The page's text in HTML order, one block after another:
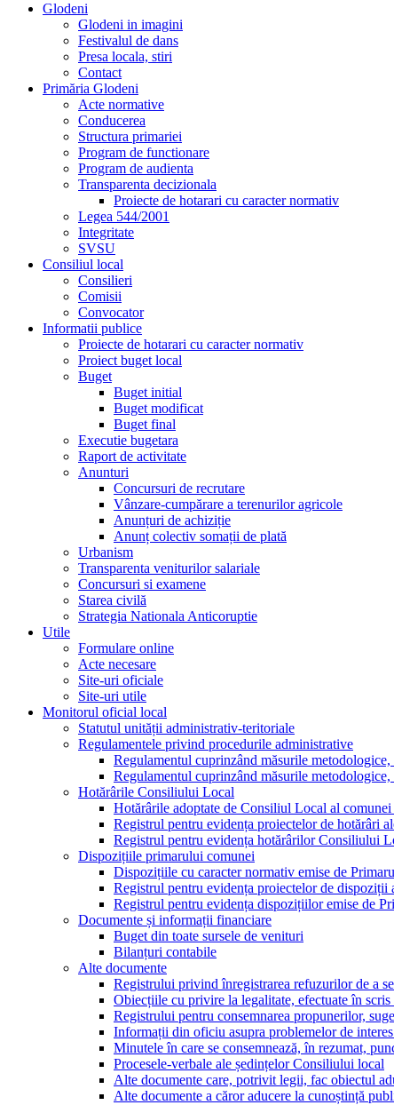
Glodeni
Glodeni in imagini
Festivalul de dans
Presa locala, stiri
Contact
Primăria Glodeni
Acte normative
Conducerea
Structura primariei
Program de functionare
Program de audienta
Transparenta decizionala
Proiecte de hotarari cu caracter normativ
Legea 544/2001
Integritate
SVSU
Consiliul local
Consilieri
Comisii
Convocator
Informatii publice
Proiecte de hotarari cu caracter normativ
Proiect buget local
Buget
Buget initial
Buget modificat
Buget final
Executie bugetara
Raport de activitate
Anunturi
Concursuri de recrutare
Vânzare-cumpărare a terenurilor agricole
Anunțuri de achiziție
Anunț colectiv somații de plată
Urbanism
Transparenta veniturilor salariale
Concursuri si examene
Starea civilă
Strategia Nationala Anticoruptie
Utile
Formulare online
Acte necesare
Site-uri oficiale
Site-uri utile
Monitorul oficial local
Statutul unității administrativ-teritoriale
Regulamentele privind procedurile administrative
Regulamentul cuprinzând măsurile
Regulamentul cuprinzând măsurile
Hotărârile Consiliului Local
Hotărârile adoptate de Consiliul Local al
Registrul pentru evidența proiectelor de hotărâri
Registrul pentru evidența hotărârilor Consiliului
Dispozițiile primarului comunei
Dispozițiile cu caracter normativ emise de
Registrul pentru evidența proiectelor de dispoziții
Registrul pentru evidența dispozițiilor emise de
Documente și informații financiare
Buget din toate sursele de venituri
Bilanțuri contabile
Alte documente
Registrului privind înregistrarea refuzurilor de a
Obiecțiile cu privire la legalitate, efectuate în scris
Registrului pentru consemnarea propunerilor,
Informații din oficiu asupra problemelor de
Minutele în care se consemnează, în rezumat,
Procesele-verbale ale ședințelor Consiliului local
Alte documente care, potrivit legii, fac obiectul
Alte documente a căror aducere la cunoștință